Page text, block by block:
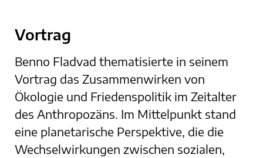
Vortrag
Benno Fladvad thematisierte in seinem
Vortrag das Zusammenwirken von
Ökologie und Friedenspolitik im Zeitalter
des Anthropozäns. Im Mittelpunkt stand
eine planetarische Perspektive, die die
Wechselwirkungen zwischen sozialen,